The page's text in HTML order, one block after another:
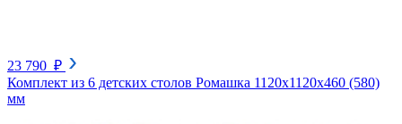
23 790 ₽
Комплект из 6 детских столов Ромашка 1120х1120х460 (580)
мм